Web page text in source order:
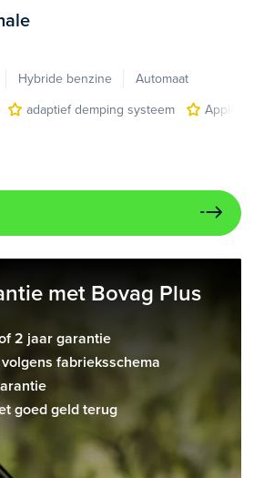
Hybride benzine
Automaat
adaptief demping systeem
Apple
met Bovag Plus
2 jaar garantie
fabrieksschema
goed geld terug